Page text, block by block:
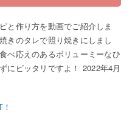
と作り方を動画でご紹介しま
きのタレで照り焼きにしまし
べ応えのあるボリューミーなひ
にピッタリですよ！ 2022年4月